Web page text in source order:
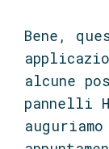
Bene,
alcune
pannelli